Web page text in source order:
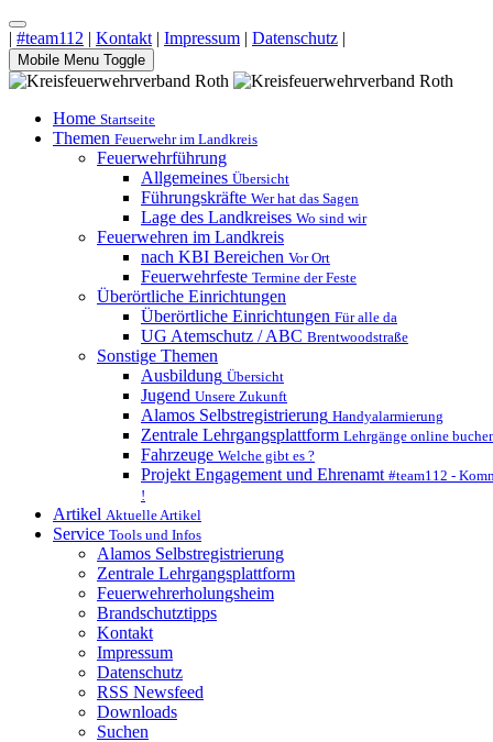
| #team112 | Kontakt | Impressum | Datenschutz |
Mobile Menu Toggle
Home Startseite
Themen Feuerwehr im Landkreis
Feuerwehrführung
Allgemeines Übersicht
Führungskräfte Wer hat das Sagen
Lage des Landkreises Wo sind wir
Feuerwehren im Landkreis
nach KBI Bereichen Vor Ort
Feuerwehrfeste Termine der Feste
Überörtliche Einrichtungen
Überörtliche Einrichtungen Für alle da
UG Atemschutz / ABC Brentwoodstraße
Sonstige Themen
Ausbildung Übersicht
Jugend Unsere Zukunft
Alamos Selbstregistrierung Handyalarmierung
Zentrale Lehrgangsplattform Lehrgänge online
Fahrzeuge Welche gibt es ?
Projekt Engagement und Ehrenamt #team112 -
!
Artikel Aktuelle Artikel
Service Tools und Infos
Alamos Selbstregistrierung
Zentrale Lehrgangsplattform
Feuerwehrerholungsheim
Brandschutztipps
Kontakt
Impressum
Datenschutz
RSS Newsfeed
Downloads
Suchen